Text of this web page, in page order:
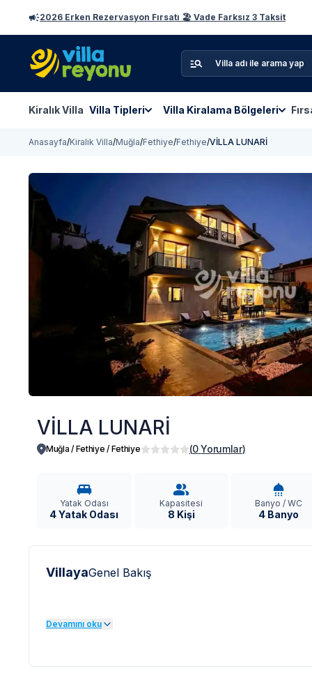
2026 Erken Rezervasyon Fırsatı 🏖️ Vade Farksız 3 Taksit
Kiralık Villa Villa Tipleri Villa Kiralama Bölgeleri
Anasayfa/Kiralık Villa/Muğla/Fethiye/Fethiye/VİLLA LUNARİ
VİLLA LUNARİ
Muğla / Fethiye / Fethiye (0 Yorumlar)
Yatak Odası
4 Yatak Odası
Kapasitesi
8 Kişi
Banyo / WC
4 Banyo
VillayaGenel Bakış
Devamını oku